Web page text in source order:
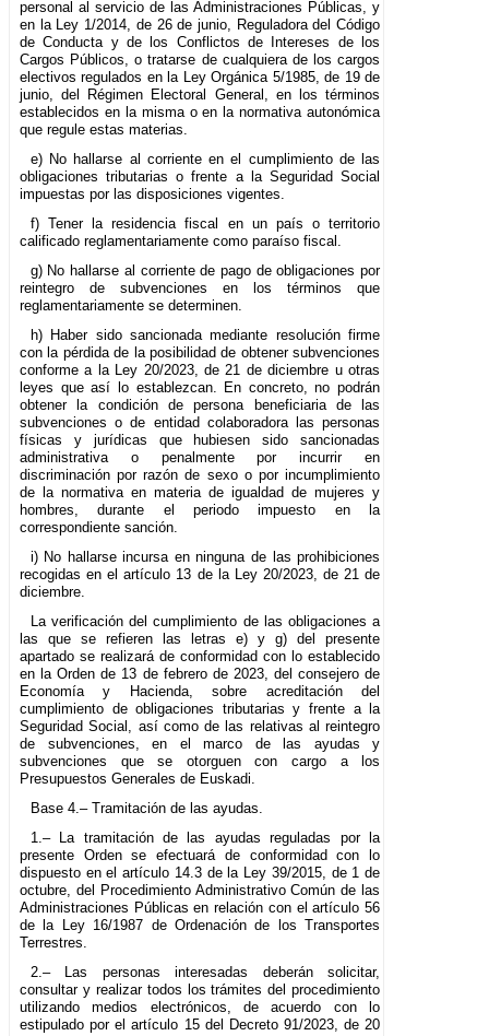
personal al servicio de las Administraciones Públicas, y
en la Ley 1/2014, de 26 de junio, Reguladora del Código
de Conducta y de los Conflictos de Intereses de los
Cargos Públicos, o tratarse de cualquiera de los cargos
electivos regulados en la Ley Orgánica 5/1985, de 19 de
junio, del Régimen Electoral General, en los términos
establecidos en la misma o en la normativa autonómica
que regule estas materias.
e) No hallarse al corriente en el cumplimiento de las
obligaciones tributarias o frente a la Seguridad Social
impuestas por las disposiciones vigentes.
f) Tener la residencia fiscal en un país o territorio
calificado reglamentariamente como paraíso fiscal.
g) No hallarse al corriente de pago de obligaciones por
reintegro de subvenciones en los términos que
reglamentariamente se determinen.
h) Haber sido sancionada mediante resolución firme
con la pérdida de la posibilidad de obtener subvenciones
conforme a la Ley 20/2023, de 21 de diciembre u otras
leyes que así lo establezcan. En concreto, no podrán
obtener la condición de persona beneficiaria de las
subvenciones o de entidad colaboradora las personas
físicas y jurídicas que hubiesen sido sancionadas
administrativa o penalmente por incurrir en
discriminación por razón de sexo o por incumplimiento
de la normativa en materia de igualdad de mujeres y
hombres, durante el periodo impuesto en la
correspondiente sanción.
i) No hallarse incursa en ninguna de las prohibiciones
recogidas en el artículo 13 de la Ley 20/2023, de 21 de
diciembre.
La verificación del cumplimiento de las obligaciones a
las que se refieren las letras e) y g) del presente
apartado se realizará de conformidad con lo establecido
en la Orden de 13 de febrero de 2023, del consejero de
Economía y Hacienda, sobre acreditación del
cumplimiento de obligaciones tributarias y frente a la
Seguridad Social, así como de las relativas al reintegro
de subvenciones, en el marco de las ayudas y
subvenciones que se otorguen con cargo a los
Presupuestos Generales de Euskadi.
Base 4.– Tramitación de las ayudas.
1.– La tramitación de las ayudas reguladas por la
presente Orden se efectuará de conformidad con lo
dispuesto en el artículo 14.3 de la Ley 39/2015, de 1 de
octubre, del Procedimiento Administrativo Común de las
Administraciones Públicas en relación con el artículo 56
de la Ley 16/1987 de Ordenación de los Transportes
Terrestres.
2.– Las personas interesadas deberán solicitar,
consultar y realizar todos los trámites del procedimiento
utilizando medios electrónicos, de acuerdo con lo
estipulado por el artículo 15 del Decreto 91/2023, de 20